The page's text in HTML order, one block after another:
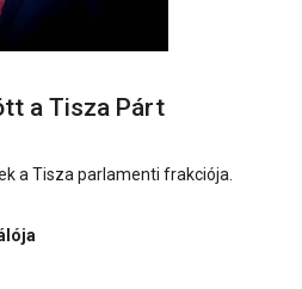
a Tisza Párt
a Tisza parlamenti frakciója.